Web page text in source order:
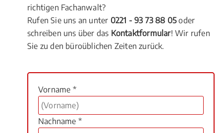
richtigen Fachanwalt?
Rufen Sie uns an unter 0221 - 93 73 88 05oder
schreiben uns über das Kontaktformular! Wir rufen
Sie zu den büroüblichen Zeiten zurück.
Vorname *
Nachname *